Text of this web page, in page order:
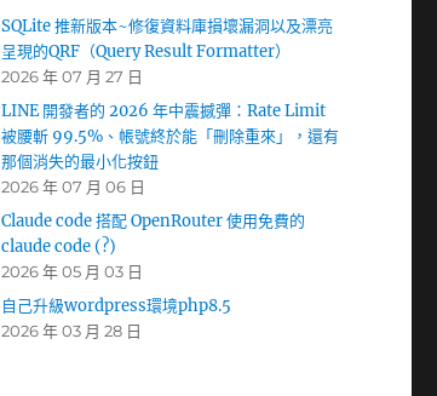
SQLite 推新版本~修復資料庫損壞漏洞以及漂亮
呈現的QRF（Query Result Formatter）
2026 年 07 月 27 日
LINE 開發者的 2026 年中震撼彈：Rate Limit
被腰斬 99.5%、帳號終於能「刪除重來」，還有
那個消失的最小化按鈕
2026 年 07 月 06 日
Claude code 搭配 OpenRouter 使用免費的
claude code (?)
2026 年 05 月 03 日
自己升級wordpress環境php8.5
2026 年 03 月 28 日